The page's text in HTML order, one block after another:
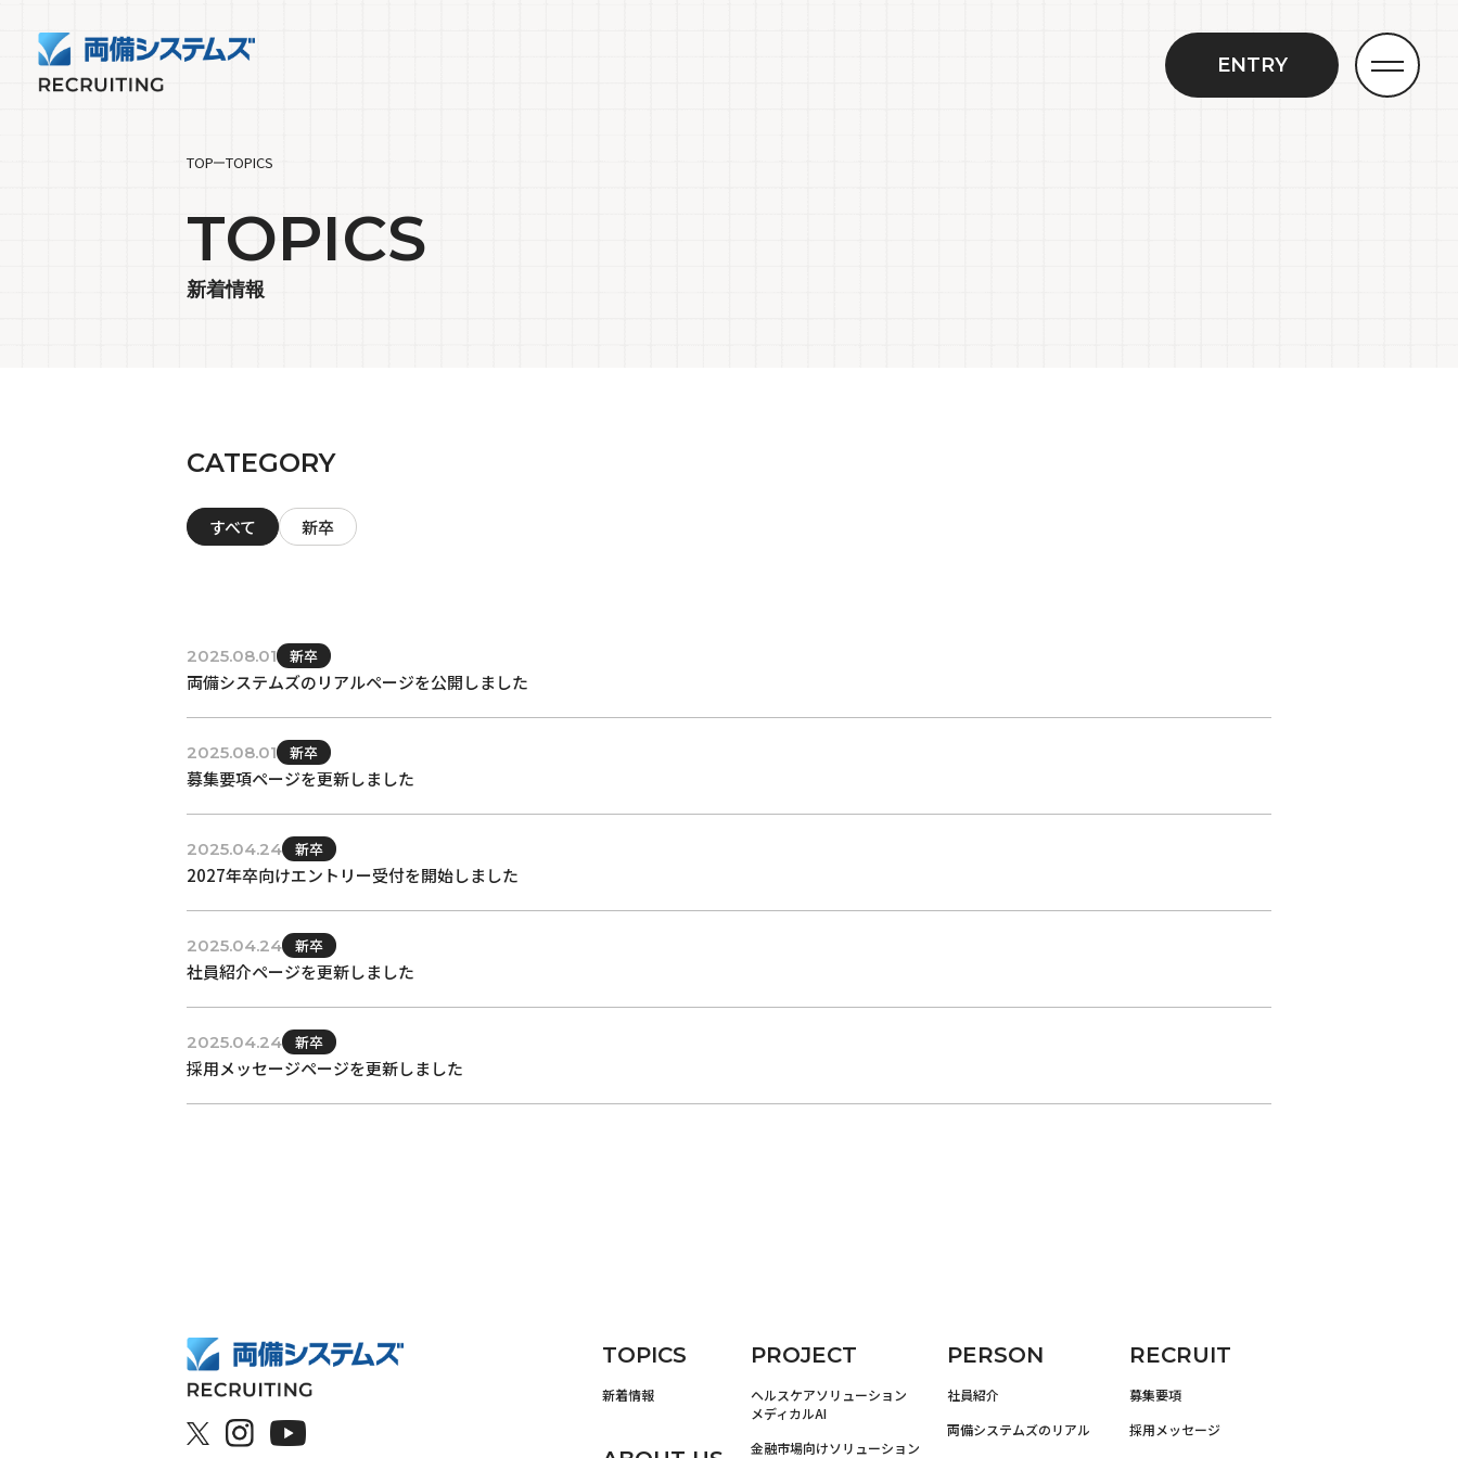
ENTRY
TOP TOPICS
TOPICS
新着情報
CATEGORY
すべて 新卒
2025.08.01 新卒
両備システムズのリアルページを公開しました
2025.08.01 新卒
募集要項ページを更新しました
2025.04.24 新卒
2027年卒向けエントリー受付を開始しました
2025.04.24 新卒
社員紹介ページを更新しました
2025.04.24 新卒
採用メッセージページを更新しました
TOPICS
新着情報
PROJECT
ヘルスケアソリューション
メディカルAI
金融市場向けソリューション
PERSON
社員紹介
両備システムズのリアル
RECRUIT
募集要項
採用メッセージ